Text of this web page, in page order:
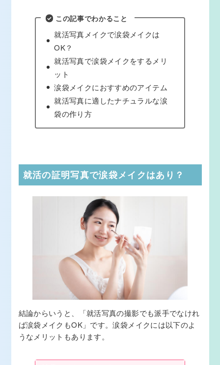
この記事でわかること
就活写真メイクで涙袋メイクは
OK？
就活写真で涙袋メイクをするメリ
ット
涙袋メイクにおすすめのアイテム
就活写真に適したナチュラルな涙
袋の作り方
就活の証明写真で涙袋メイクはあり？
結論からいうと、「就活写真の撮影でも派手でなけれ
ば涙袋メイクもOK」です。涙袋メイクには以下のよ
うなメリットもあります。